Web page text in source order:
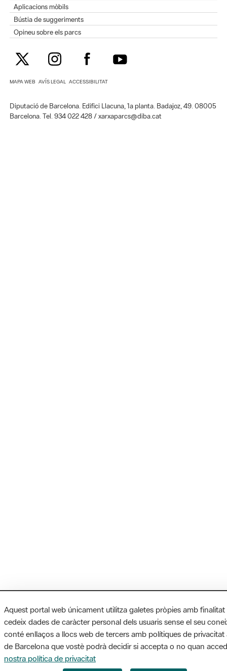
Aplicacions mòbils
Bústia de suggeriments
Opineu sobre els parcs
MAPA WEB AVÍS LEGAL ACCESSIBILITAT
Diputació de Barcelona. Edifici Llacuna, 1a planta. Badajoz, 49. 08005
Barcelona. Tel. 934 022 428 / xarxaparcs@diba.cat
Aquest portal web únicament utilitza galetes pròpies amb
cedeix dades de caràcter personal dels usuaris sense el seu
conté enllaços a llocs web de tercers amb polítiques de privacitat
de Barcelona que vostè podrà decidir si accepta o no quan
nostra política de privacitat